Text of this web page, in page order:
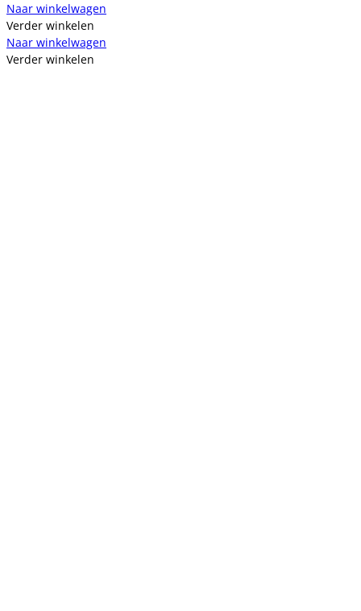
Naar winkelwagen
Verder winkelen
Naar winkelwagen
Verder winkelen